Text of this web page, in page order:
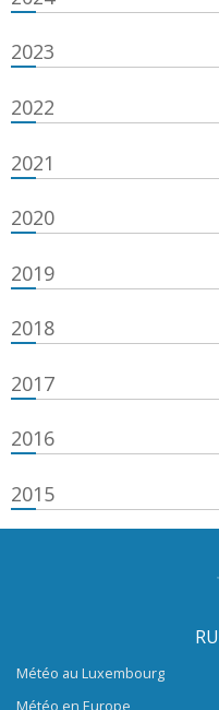
2023
2022
2021
2020
2019
2018
2017
2016
2015
Météo au Luxembourg
Météo en Europe